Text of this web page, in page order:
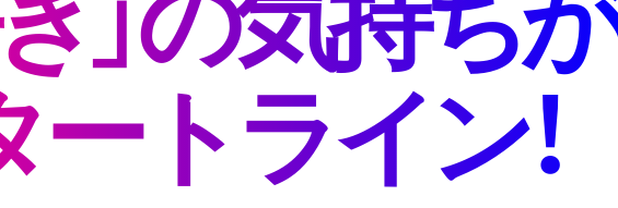
トライン！